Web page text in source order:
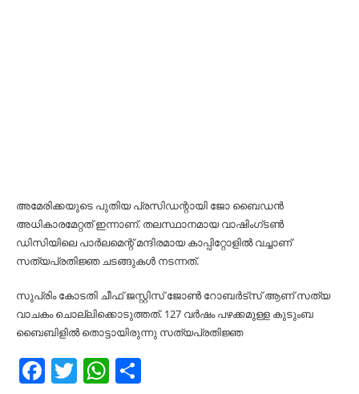
അമേരിക്കയുടെ പുതിയ പ്രസിഡന്റായി ജോ ബൈഡന്‍
അധികാരമേറ്റത് ഇന്നാണ്. തലസ്ഥാനമായ വാഷിംഗ്ടണ്‍
ഡിസിയിലെ പാര്‍ലമെന്റ് മന്ദിരമായ കാപ്പിറ്റോളില്‍ വച്ചാണ്
സത്യപ്രതിജ്ഞ ചടങ്ങുകള്‍ നടന്നത്.
സുപ്രിം കോടതി ചീഫ് ജസ്റ്റിസ് ജോണ്‍ റോബര്‍ട്സ് ആണ് സത്യ
വാചകം ചൊല്ലിക്കൊടുത്തത്. 127 വര്‍ഷം പഴക്കമുള്ള കുടുംബ
ബൈബിളില്‍ തൊട്ടായിരുന്നു സത്യപ്രതിജ്ഞ
Facebook
TwitterWhatsApp